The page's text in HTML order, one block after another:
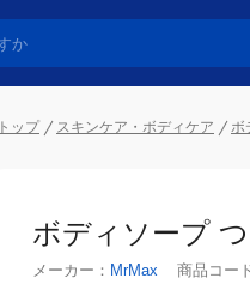
トップ スキンケア・ボディケア ボ
ボディソープ
メーカー： MrMax 商品コー